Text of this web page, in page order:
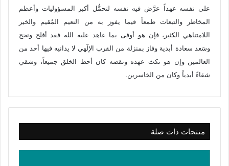
على نفسه عهداً عرَّض فيه نفسه لتحمُّل أكبر المسؤوليات وأعظم
المخاطر والتبعات طمعاً فيما يفوز به من النعيم المُقيم والخير
اللامتناهي الكثير، فإن هو أوفى بما عاهد عليه الله فقد أفلح ونجح
وسَعد سعادة أبدية وفاز بمنزلة من القرب الإلٓهي لا يدانيه فيها أحد من
العالمين وإن هو نكث عهده ونقضه كان أحط الخلق جميعاً، وشقي
شقاءً أبدياً وكان من الخاسرين.
منتجات ذات صلة